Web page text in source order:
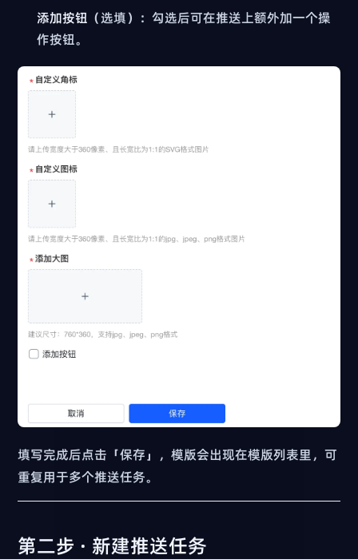
添加按钮 （选填）：勾选后可在推送上额外加一个操
作按钮。
填写完成后点击「保存」，模版会出现在模版列表里，可
重复用于多个推送任务。
第二步 · 新建推送任务